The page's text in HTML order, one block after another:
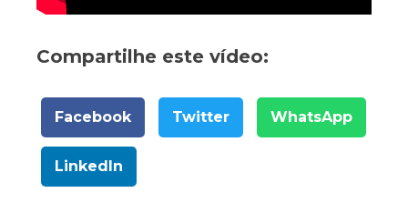
Compartilhe este vídeo:
Facebook Twitter WhatsApp
LinkedIn